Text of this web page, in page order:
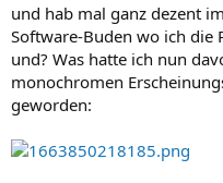
und hab mal ganz dezent
Software-Buden wo ich die
und? Was hatte ich nun
monochromen
geworden: